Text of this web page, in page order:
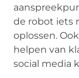
de robot iets
oplossen.
helpen van
social media